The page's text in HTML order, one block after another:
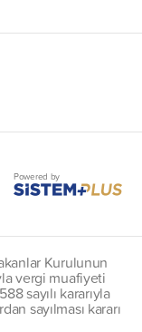
Powered by
Kurulunun
vergi muafiyeti
sayılı kararıyla
sayılması kararı